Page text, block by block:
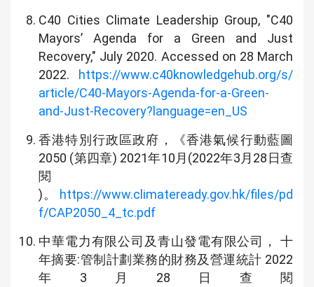
C40 Cities Climate Leadership Group, "C40
Mayors’ Agenda for a Green and Just
Recovery," July 2020. Accessed on 28 March
2022. https://www.c40knowledgehub.org/s/
article/C40-Mayors-Agenda-for-a-Green-
and-Just-Recovery?language=en_US
香港特別行政區政府，《香港氣候行動藍圖
2050 (第四章) 2021年10月(2022年3月28日查
閱
)。
https://www.climateready.gov.hk/files/pd
f/CAP2050_4_tc.pdf
中華電力有限公司及青山發電有限公司， 十
年摘要:管制計劃業務的財務及營運統計 2022
年3月28日查閱